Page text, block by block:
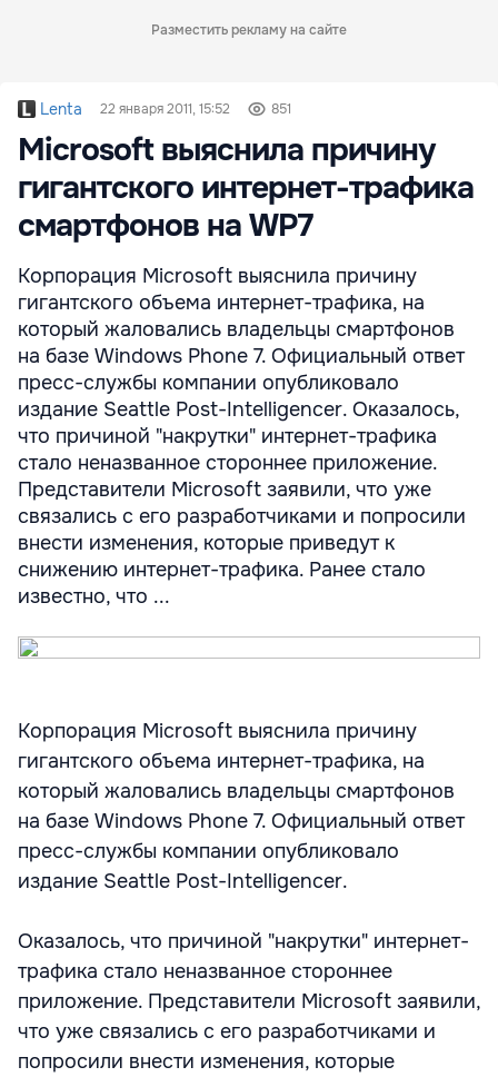
Разместить рекламу на сайте
Lenta 22 января 2011, 15:52 851
Microsoft выяснила причину
гигантского интернет-трафика
смартфонов на WP7
Корпорация Microsoft выяснила причину
гигантского объема интернет-трафика, на
который жаловались владельцы смартфонов
на базе Windows Phone 7. Официальный ответ
пресс-службы компании опубликовало
издание Seattle Post-Intelligencer. Оказалось,
что причиной "накрутки" интернет-трафика
стало неназванное стороннее приложение.
Представители Microsoft заявили, что уже
связались с его разработчиками и попросили
внести изменения, которые приведут к
снижению интернет-трафика. Ранее стало
известно, что ...
Корпорация Microsoft выяснила причину
гигантского объема интернет-трафика, на
который жаловались владельцы смартфонов
на базе Windows Phone 7. Официальный ответ
пресс-службы компании опубликовало
издание Seattle Post-Intelligencer.
Оказалось, что причиной "накрутки" интернет-
трафика стало неназванное стороннее
приложение. Представители Microsoft заявили,
что уже связались с его разработчиками и
попросили внести изменения, которые